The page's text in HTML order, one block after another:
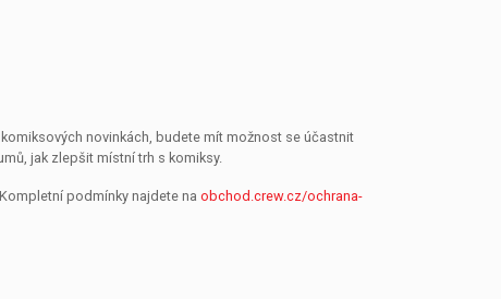
novinkách, budete mít možnost se účastnit
jak zlepšit místní trh s komiksy.
podmínky najdete na obchod.crew.cz/ochrana-